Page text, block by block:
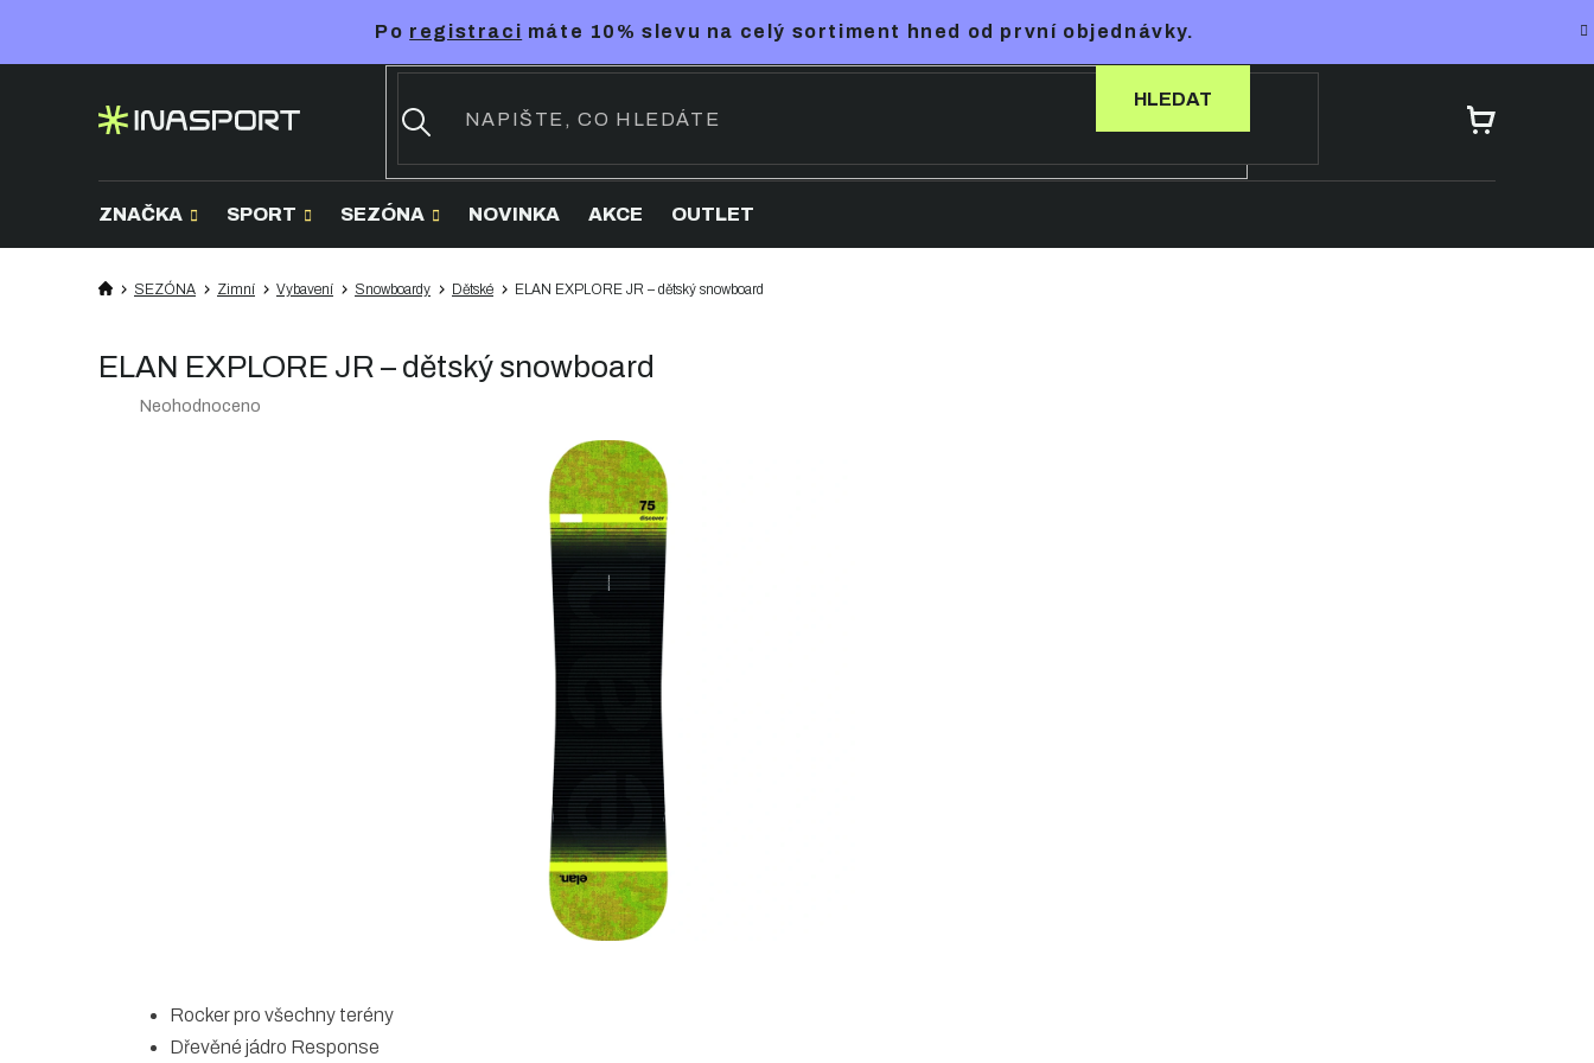
Po registraci máte 10% slevu na celý sortiment hned od první objednávky.
HLEDAT
NÁKUPNÍ
ZNAČKA SPORT SEZÓNA NOVINKA AKCE OUTLET
SEZÓNA Zimní Vybavení Snowboardy Dětské ELAN EXPLORE JR – dětský snowboard
ELAN EXPLORE JR – dětský snowboard
Průměrné
Neohodnoceno
Rocker pro všechny terény
Dřevěné jádro Response